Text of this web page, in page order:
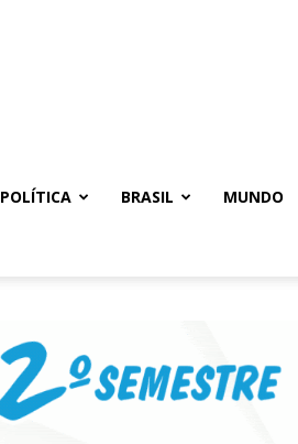
POLÍTICA BRASIL MUNDO